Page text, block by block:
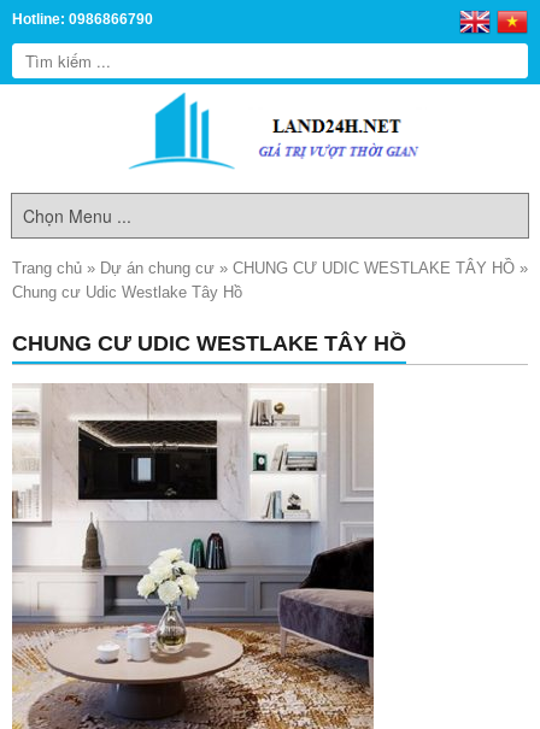
Hotline: 0986866790
Trang chủ » Dự án chung cư » CHUNG CƯ UDIC WESTLAKE TÂY HỒ »
Chung cư Udic Westlake Tây Hồ
CHUNG CƯ UDIC WESTLAKE TÂY HỒ